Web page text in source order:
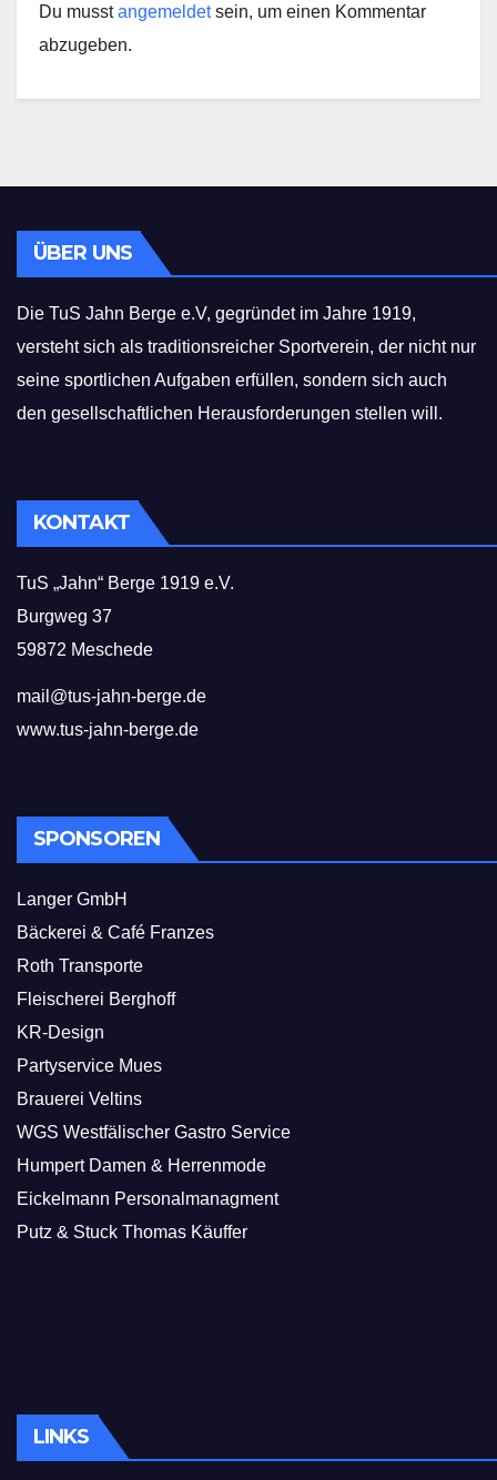
Du musstangemeldetsein, um einen Kommentar
abzugeben.
ÜBER UNS
Die TuS Jahn Berge e.V, gegründet im Jahre 1919,
versteht sich als traditionsreicher Sportverein, der nicht nur
seine sportlichen Aufgaben erfüllen, sondern sich auch
den gesellschaftlichen Herausforderungen stellen will.
KONTAKT
TuS „Jahn“ Berge 1919 e.V.
Burgweg 37
59872 Meschede
mail@tus-jahn-berge.de
www.tus-jahn-berge.de
SPONSOREN
Langer GmbH
Bäckerei & Café Franzes
Roth Transporte
Fleischerei Berghoff
KR-Design
Partyservice Mues
Brauerei Veltins
WGS Westfälischer Gastro Service
Humpert Damen & Herrenmode
Eickelmann Personalmanagment
Putz & Stuck Thomas Käuffer
LINKS